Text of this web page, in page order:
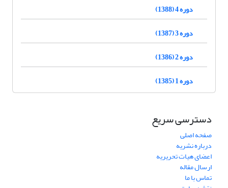
دوره 4 (1388)
دوره 3 (1387)
دوره 2 (1386)
دوره 1 (1385)
دسترسی سریع
صفحه اصلی
درباره نشریه
اعضای هیات تحریریه
ارسال مقاله
تماس با ما